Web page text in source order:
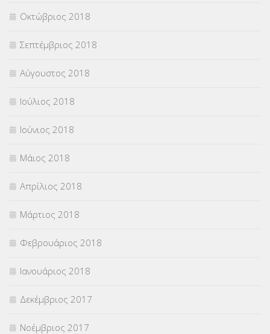
Οκτώβριος 2018
Σεπτέμβριος 2018
Αύγουστος 2018
Ιούλιος 2018
Ιούνιος 2018
Μάιος 2018
Απρίλιος 2018
Μάρτιος 2018
Φεβρουάριος 2018
Ιανουάριος 2018
Δεκέμβριος 2017
Νοέμβριος 2017